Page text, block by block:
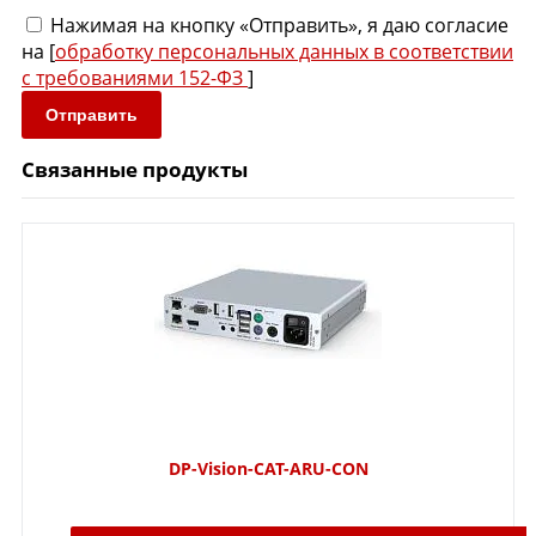
Нажимая на кнопку «Отправить», я даю согласие
на [обработку персональных данных в соответствии
с требованиями 152-ФЗ]
Отправить
Связанные продукты
DP-Vision-CAT-ARU-CON